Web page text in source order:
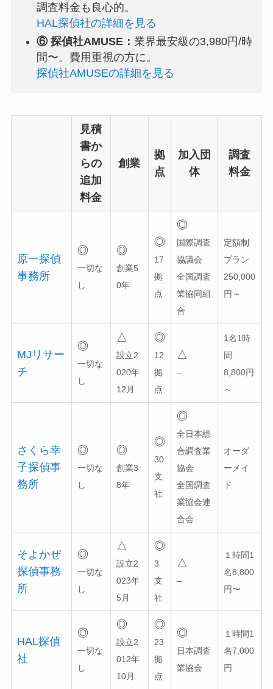
調査料金も良心的。
HAL探偵社の詳細を見る
⑥ 探偵社AMUSE： 業界最安級の3,980円/時
間〜。費用重視の方に。
探偵社AMUSEの詳細を見る
見積
書か
らの
追加
料金
創業
拠
点
加入団
体
調査
料金
原一探偵
事務所
◎
一切な
し
◎
創業5
0年
◎
17
拠
点
◎
国際調査
協議会
全国調査
業協同組
合
定額制
プラン
250,000
円～
MJリサー
チ
◎
一切な
し
△
設立2
020年
12月
◎
12
拠
点
△
–
1名1時
間
8,800円
～
さくら幸
子探偵事
務所
◎
一切な
し
◎
創業3
8年
◎
30
支
社
◎
全日本総
合調査業
協会
全国調査
業協会連
合会
オーダ
ーメイ
ド
そよかぜ
探偵事務
所
◎
一切な
し
△
設立2
023年
5月
◎
3
支
社
△
–
１時間1
名8,800
円〜
HAL探偵
社
◎
一切な
し
◎
設立2
012年
10月
◎
23
拠
点
◎
日本調査
業協会
１時間1
名7,000
円